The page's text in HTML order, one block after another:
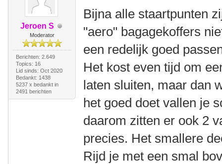
Jeroen S
Moderator
Berichten: 2.649
Topics: 16
Lid sinds: Oct 2020
Bedankt: 1438
5237 x bedankt in
2491 berichten
Bijna alle staartpunten
"aero" bagagekoffers
een redelijk goed
Het kost even tijd om
laten sluiten, maar dan
het goed doet vallen je
daarom zitten er ook 2
precies. Het smallere
Rijd je met een smal